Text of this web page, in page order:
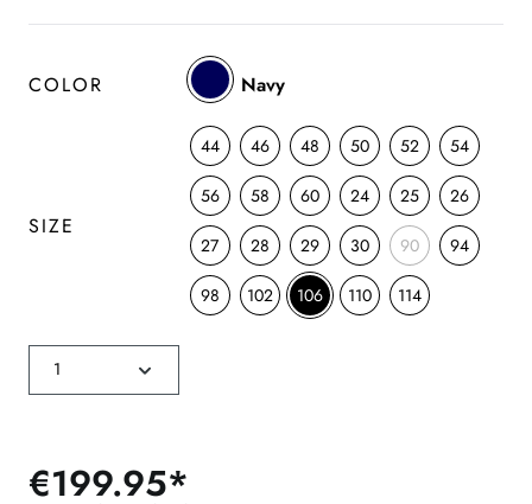
COLOR Navy
SIZE
44 46 48 50 52 54
56 58 60 24 25 26
27 28 29 30 90 94
98 102 106 110 114
€199.95*